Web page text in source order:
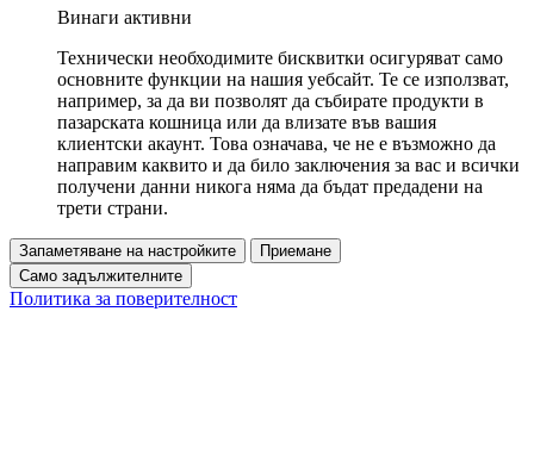
Винаги активни
Технически необходимите бисквитки осигуряват само
основните функции на нашия уебсайт. Те се използват,
например, за да ви позволят да събирате продукти в
пазарската кошница или да влизате във вашия
клиентски акаунт. Това означава, че не е възможно да
направим каквито и да било заключения за вас и всички
получени данни никога няма да бъдат предадени на
трети страни.
Запаметяване на настройките
Приемане
Само задължителните
Политика за поверителност